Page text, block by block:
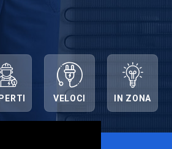
VELOCI IN ZONA